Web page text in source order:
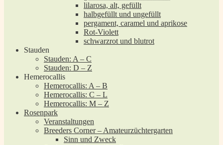
lilarosa, alt, gefüllt
halbgefüllt und ungefüllt
pergament, caramel und aprikose
Rot-Violett
schwarzrot und blutrot
Stauden
Stauden: A – C
Stauden: D – Z
Hemerocallis
Hemerocallis: A – B
Hemerocallis: C – L
Hemerocallis: M – Z
Rosenpark
Veranstaltungen
Breeders Corner – Amateurzüchtergarten
Sinn und Zweck